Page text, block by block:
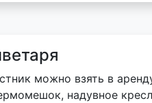
можно взять в
надувное